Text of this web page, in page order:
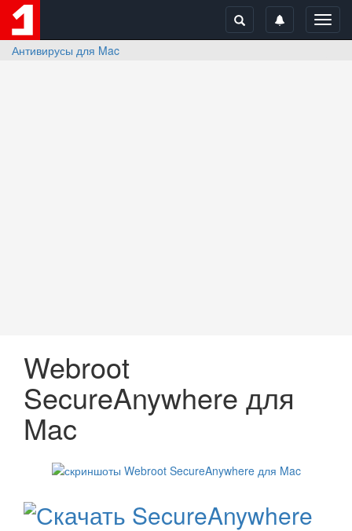
Антивирусы для Mac
Webroot
SecureAnywhere для
Mac